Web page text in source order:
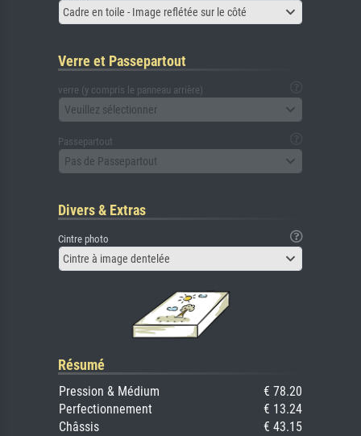
Cadre en toile - Image reflétée sur le côté
Verre et Passepartout
verre (y compris le panneau arrière)
Veuillez sélectionner
Passepartout
Pas de Passepartout
Divers & Extras
Cintre photo
Cintre à image dentelée
Résumé
Pression & Médium
€ 78.20
Perfectionnement
€ 13.24
Châssis
€ 43.15